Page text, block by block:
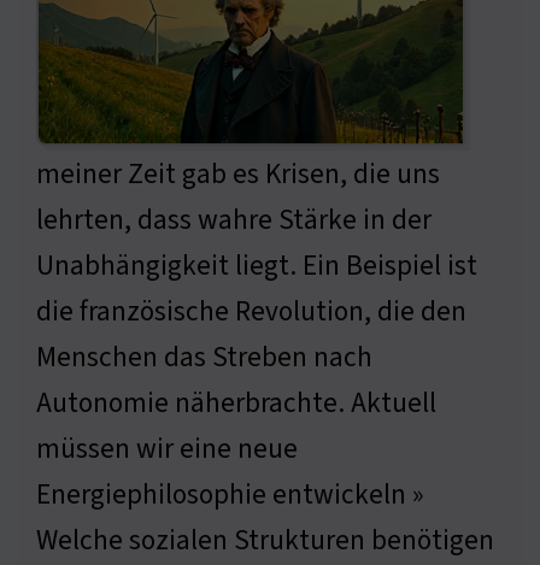
meiner Zeit gab es Krisen, die uns
lehrten, dass wahre Stärke in der
Unabhängigkeit liegt. Ein Beispiel ist
die französische Revolution, die den
Menschen das Streben nach
Autonomie näherbrachte. Aktuell
müssen wir eine neue
Energiephilosophie entwickeln »
Welche sozialen Strukturen benötigen